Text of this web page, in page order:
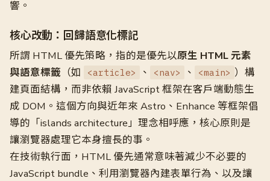
響。
核心改動：回歸語意化標記
所謂 HTML 優先策略，指的是優先以原生 HTML 元素
與語意標籤 （如 <article> 、 <nav> 、 <main> ）構
建頁面結構，而非依賴 JavaScript 框架在客戶端動態生
成 DOM。這個方向與近年來 Astro、Enhance 等框架倡
導的「islands architecture」理念相呼應，核心原則是
讓瀏覽器處理它本身擅長的事。
在技術執行面，HTML 優先通常意味著減少不必要的
JavaScript bundle、利用瀏覽器內建表單行為、以及讓